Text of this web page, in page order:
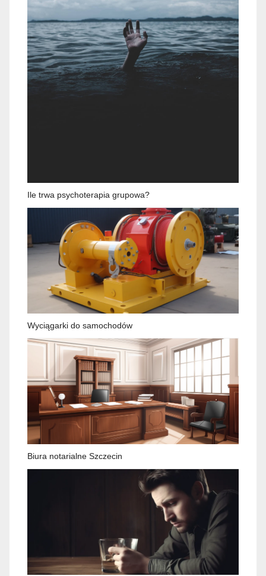
Ile trwa psychoterapia grupowa?
Wyciągarki do samochodów
Biura notarialne Szczecin